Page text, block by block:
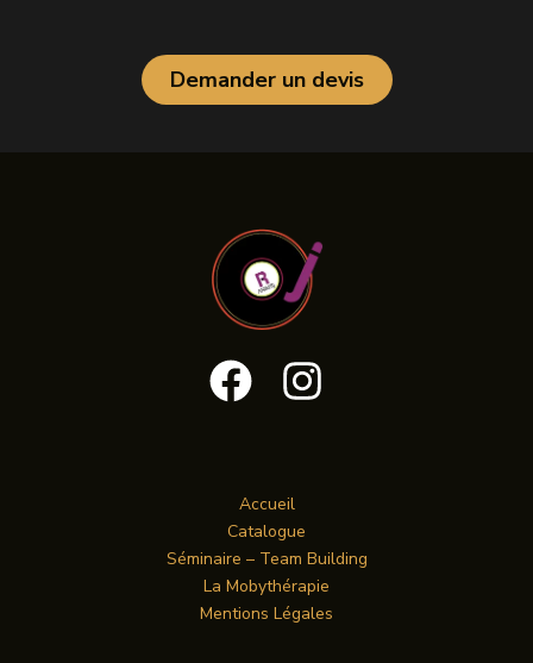
Demander un devis
Accueil
Catalogue
Séminaire – Team Building
La Mobythérapie
Mentions Légales